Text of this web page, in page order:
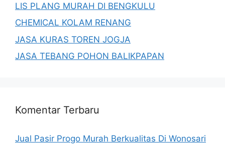
LIS PLANG MURAH DI BENGKULU
CHEMICAL KOLAM RENANG
JASA KURAS TOREN JOGJA
JASA TEBANG POHON BALIKPAPAN
Komentar Terbaru
Jual Pasir Progo Murah Berkualitas Di Wonosari